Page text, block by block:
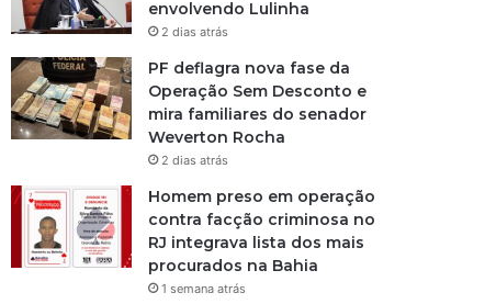
envolvendo Lulinha
2 dias atrás
PF deflagra nova fase da
Operação Sem Desconto e
mira familiares do senador
Weverton Rocha
2 dias atrás
Homem preso em operação
contra facção criminosa no
RJ integrava lista dos mais
procurados na Bahia
1 semana atrás